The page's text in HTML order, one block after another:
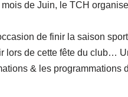
de Juin, le TCH
de finir la saison
lors de cette fête du club…
& les programmations